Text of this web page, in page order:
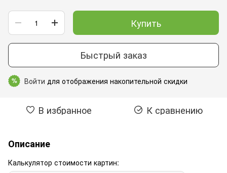
Купить
Быстрый заказ
% Войти для отображения накопительной скидки
В избранное К сравнению
Описание
Калькулятор стоимости картин: